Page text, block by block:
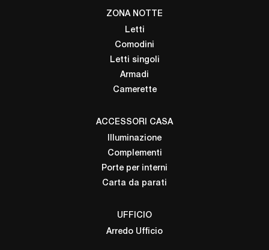
ZONA NOTTE
Letti
Comodini
Letti singoli
Armadi
Camerette
ACCESSORI CASA
Illuminazione
Complementi
Porte per interni
Carta da parati
UFFICIO
Arredo Ufficio